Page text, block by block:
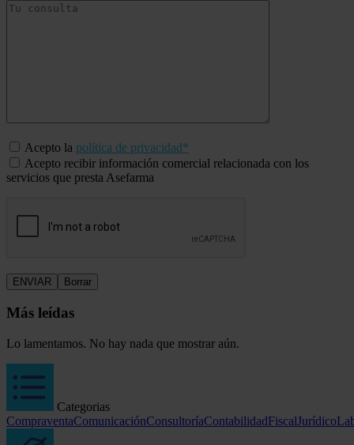
Acepto la política de privacidad*
Acepto recibir información comercial relacionada con los
servicios que presta Asefarma
Más leídas
Lo lamentamos. No hay nada que mostrar aún.
Categorias
CompraventaComunicaciónConsultoríaContabilidadFiscalJurídico